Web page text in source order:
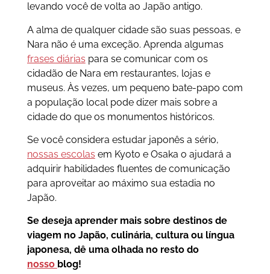
levando você de volta ao Japão antigo.
A alma de qualquer cidade são suas pessoas, e
Nara não é uma exceção. Aprenda algumas
frases diárias para se comunicar com os
cidadão de Nara em restaurantes, lojas e
museus. Às vezes, um pequeno bate-papo com
a população local pode dizer mais sobre a
cidade do que os monumentos históricos.
Se você considera estudar japonês a sério,
nossas escolas em Kyoto e Osaka o ajudará a
adquirir habilidades fluentes de comunicação
para aproveitar ao máximo sua estadia no
Japão.
Se deseja aprender mais sobre destinos de
viagem no Japão, culinária, cultura ou língua
japonesa, dê uma olhada no resto do
nosso blog!